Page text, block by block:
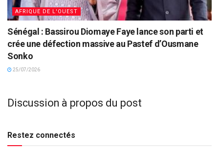
AFRIQUE DE L'OUEST
Sénégal : Bassirou Diomaye Faye lance son parti et
crée une défection massive au Pastef d’Ousmane
Sonko
25/07/2026
Discussion à propos du post
Restez connectés